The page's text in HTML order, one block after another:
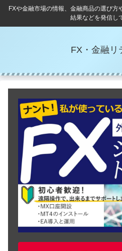
FXや金融市場の情報、金融商品の選び
結果などを発信し
FX・金融リ